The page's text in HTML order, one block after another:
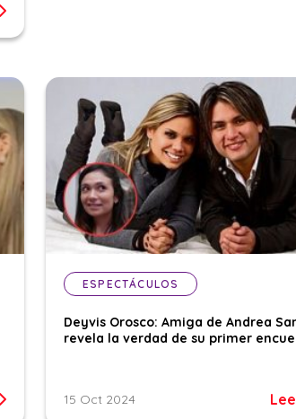
ESPECTÁCULOS
Deyvis Orosco: Amiga de Andrea
revela la verdad de su primer
15 Oct 2024